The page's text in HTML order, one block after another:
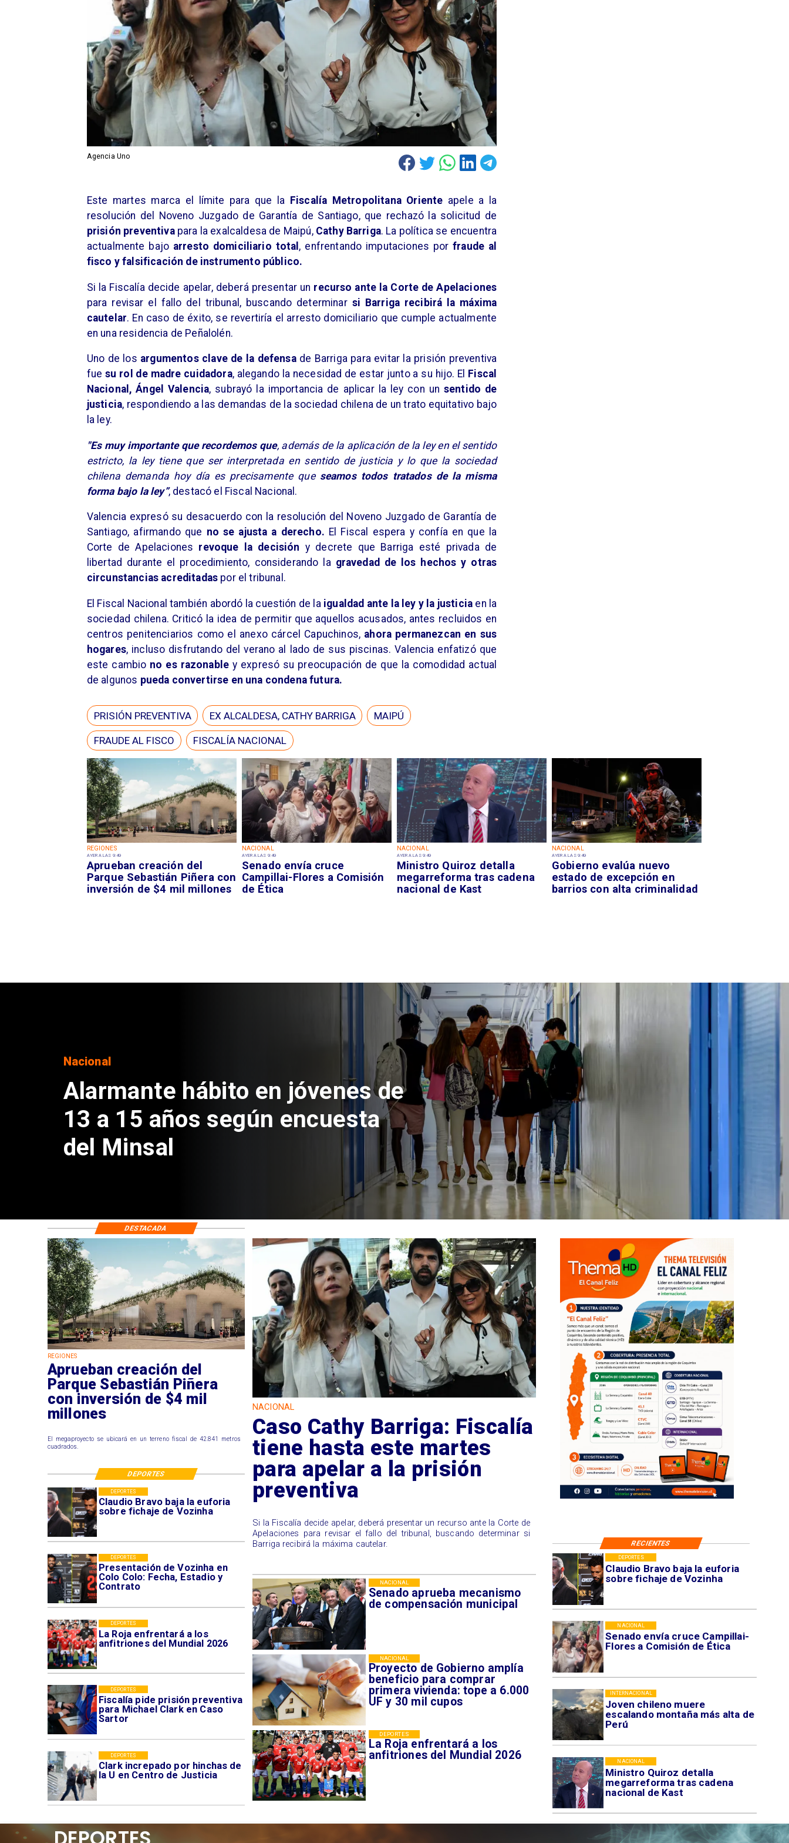
Agencia Uno
REGIONES
AYER A LAS 9:49
Aprueban creación del
Parque Sebastián Piñera con
inversión de $4 mil millones
NACIONAL
AYER A LAS 9:49
Senado envía cruce
Campillai-Flores a Comisión
de Ética
NACIONAL
AYER A LAS 9:49
Ministro Quiroz detalla
megarreforma tras cadena
nacional de Kast
NACIONAL
AYER A LAS 9:49
Gobierno evalúa nuevo
estado de excepción en
barrios con alta criminalidad
​Este martes marca el límite para que la Fiscalía Metropolitana Oriente apele a la
resolución del Noveno Juzgado de Garantía de Santiago, que rechazó la solicitud de
prisión preventivapara la exalcaldesa de Maipú, Cathy Barriga. La política se encuentra
actualmente bajo arresto domiciliario total , enfrentando imputaciones porfraude al
fisco y falsificación de instrumento público.
​Si la Fiscalía decide apelar, deberá presentar un recurso ante la Corte de Apelaciones
para revisar el fallo del tribunal, buscando determinar si Barriga recibirá la máxima
cautelar. En caso de éxito, se revertiría el arresto domiciliario que cumple actualmente
en una residencia de Peñalolén.
Uno de los argumentos clave de la defensade Barriga para evitar la prisión preventiva
fuesu rol de madre cuidadora, alegando la necesidad de estar junto a su hijo. El Fiscal
Nacional, Ángel Valencia, subrayó la importancia de aplicar la ley con un sentido de
justicia, respondiendo a las demandas de la sociedad chilena de un trato equitativo bajo
la ley.
​"Es muy importante que recordemos que, además de la aplicación de la ley en el sentido
estricto, la ley tiene que ser interpretada en sentido de justicia y lo que la sociedad
chilena demanda hoy día es precisamente queseamos todos tratados de la misma
forma bajo la ley”, destacó el Fiscal Nacional.
Valencia expresó su desacuerdo con la resolución del Noveno Juzgado de Garantía de
Santiago, afirmando que no se ajusta a derecho. El Fiscal espera y confía en que la
Corte de Apelaciones revoque la decisión y decrete que Barriga esté privada de
libertad durante el procedimiento, considerando la gravedad de los hechos y otras
circunstancias acreditadas por el tribunal.
El Fiscal Nacional también abordó la cuestión de la igualdad ante la ley y la justicia en la
sociedad chilena. Criticó la idea de permitir que aquellos acusados, antes recluidos en
centros penitenciarios como el anexo cárcel Capuchinos, ahora permanezcan en sus
hogares, incluso disfrutando del verano al lado de sus piscinas. Valencia enfatizó que
este cambio no es razonable y expresó su preocupación de que la comodidad actual
de algunos pueda convertirse en una condena futura.
PRISIÓN PREVENTIVA EX ALCALDESA, CATHY BARRIGA MAIPÚ
FRAUDE AL FISCO FISCALÍA NACIONAL
Regiones
Aprueban creación del Parque
Sebastián Piñera con inversión
de $4 mil millones
Claudio Bravo baja la euforia
sobre fichaje de Vozinha
DEPORTES
Senado envía cruce Campillai-
Flores a Comisión de Ética
NACIONAL
Joven chileno muere
escalando montaña más alta de
Perú
INTERNACIONAL
Ministro Quiroz detalla
megarreforma tras cadena
nacional de Kast
NACIONAL
Claudio Bravo baja la euforia
sobre fichaje de Vozinha
DEPORTES
Presentación de Vozinha en
Colo Colo: Fecha, Estadio y
Contrato
DEPORTES
La Roja enfrentará a los
anfitriones del Mundial 2026
DEPORTES
Fiscalía pide prisión preventiva
para Michael Clark en Caso
Sartor
DEPORTES
Clark increpado por hinchas de
la U en Centro de Justicia
DEPORTES
Senado aprueba mecanismo
de compensación municipal
NACIONAL
Proyecto de Gobierno amplía
beneficio para comprar
primera vivienda: tope a 6.000
UF y 30 mil cupos
NACIONAL
La Roja enfrentará a los
anfitriones del Mundial 2026
DEPORTES
REGIONES
Aprueban creación del
Parque Sebastián Piñera
con inversión de $4 mil
millones
El megaproyecto se ubicará en un terreno fiscal de 42.841 metros
cuadrados.
NACIONAL
Caso Cathy Barriga: Fiscalía
tiene hasta este martes
para apelar a la prisión
preventiva
​Si la Fiscalía decide apelar, deberá presentar un recurso ante la Corte de
Apelaciones para revisar el fallo del tribunal, buscando determinar si
Barriga recibirá la máxima cautelar.
RECIENTES
DESTACADA
DEPORTES